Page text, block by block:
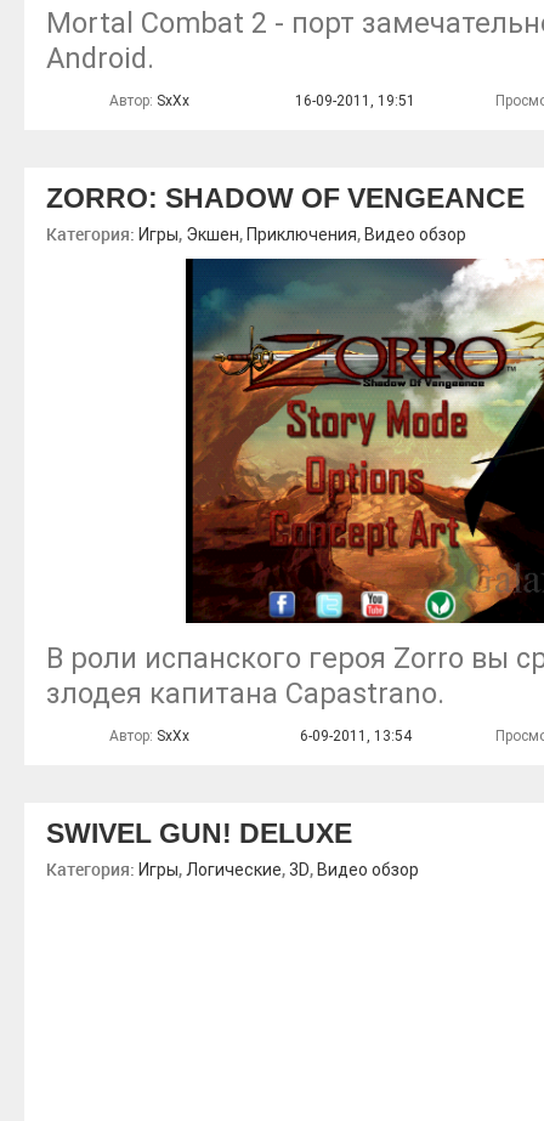
Mortal Combat 2 - порт
Android.
Автор: SxXx 16-09-2011, 19:51
ZORRO: SHADOW OF VENGEANCE
Категория: Игры, Экшен, Приключения, Видео обзор
В роли испанского героя Zorro вы
злодея капитана Capastrano.
Автор: SxXx 6-09-2011, 13:54
SWIVEL GUN! DELUXE
Категория: Игры, Логические,3D, Видео обзор